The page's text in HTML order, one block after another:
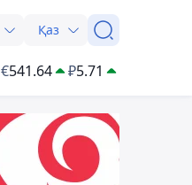
Қаз
€541.64 ₽5.71